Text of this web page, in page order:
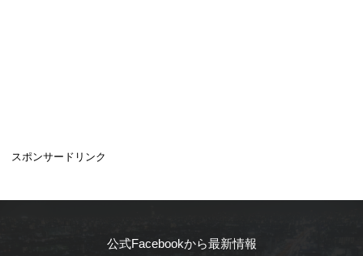
スポンサードリンク
公式Facebookから最新情報